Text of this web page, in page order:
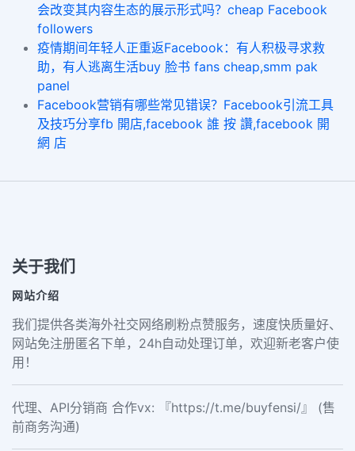
会改变其内容生态的展示形式吗？cheap Facebook
followers
疫情期间年轻人正重返Facebook：有人积极寻求救
助，有人逃离生活buy 脸书 fans cheap,smm pak
panel
Facebook营销有哪些常见错误？Facebook引流工具
及技巧分享fb 開店,facebook 誰 按 讚,facebook 開
網 店
关于我们
网站介绍
我们提供各类海外社交网络刷粉点赞服务，速度快质量好、
网站免注册匿名下单，24h自动处理订单，欢迎新老客户使
用！
代理、API分销商 合作vx: 『https://t.me/buyfensi/』 (售
前商务沟通)